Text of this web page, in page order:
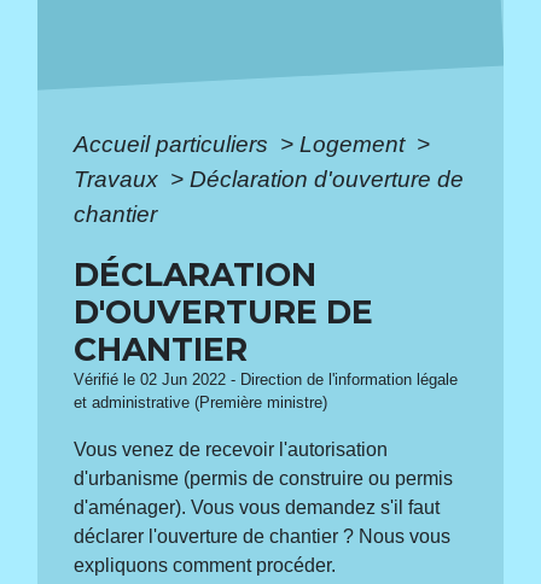
Accueil particuliers > Logement >
Travaux > Déclaration d'ouverture de
chantier
DÉCLARATION
D'OUVERTURE DE
CHANTIER
Vérifié le 02 Jun 2022 - Direction de l'information légale
et administrative (Première ministre)
Vous venez de recevoir l'autorisation
d'urbanisme (permis de construire ou permis
d'aménager). Vous vous demandez s'il faut
déclarer l'ouverture de chantier ? Nous vous
expliquons comment procéder.